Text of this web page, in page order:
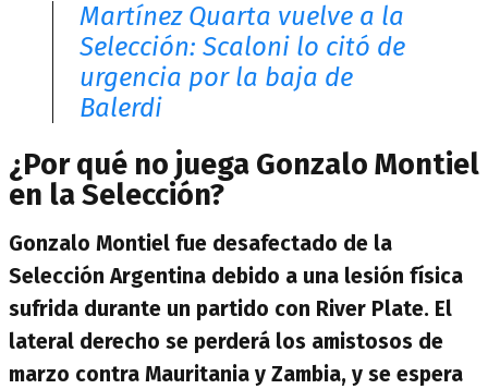
Martínez Quarta vuelve a la
Selección: Scaloni lo citó de
urgencia por la baja de
Balerdi
¿Por qué no juega Gonzalo Montiel
en la Selección?
Gonzalo Montiel fue desafectado de la
Selección Argentina debido a una lesión física
sufrida durante un partido con River Plate. El
lateral derecho se perderá los amistosos de
marzo contra Mauritania y Zambia, y se espera